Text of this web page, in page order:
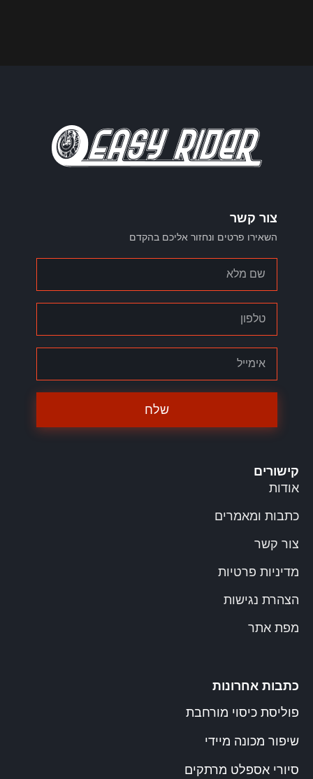
צור קשר
השאירו פרטים ונחזור אליכם בהקדם
שלח
קישורים
אודות
כתבות ומאמרים
צור קשר
מדיניות פרטיות
הצהרת נגישות
מפת אתר
כתבות אחרונות
פוליסת כיסוי מורחבת
שיפור מכונה מיידי
סיורי אספלט מרתקים